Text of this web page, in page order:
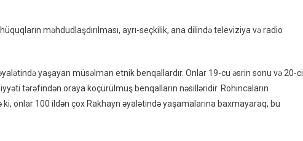
məhdudlaşdırılması, ayrı-seçkilik, ana dilində televiziya və radio
yaşayan müsəlman etnik benqallardır. Onlar 19-cu əsrin sonu və 20-ci
tərəfindən oraya köçürülmüş benqalların nəsilləridir. Rohincaların
ki, onlar 100 ildən çox Rakhayn əyalətində yaşamalarına baxmayaraq, bu